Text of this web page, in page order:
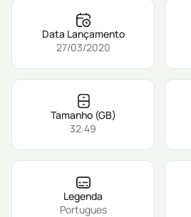
Data Lançamento
27/03/2020
Tamanho (GB)
32.49
Legenda
Portugues